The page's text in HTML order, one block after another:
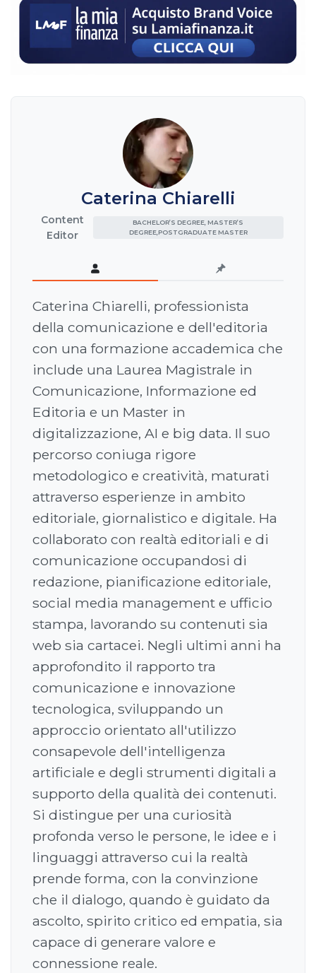
Caterina Chiarelli
Content
Editor
BACHELOR’S DEGREE, MASTER’S
DEGREE,POSTGRADUATE MASTER
Caterina Chiarelli, professionista
della comunicazione e dell'editoria
con una formazione accademica che
include una Laurea Magistrale in
Comunicazione, Informazione ed
Editoria e un Master in
digitalizzazione, AI e big data. Il suo
percorso coniuga rigore
metodologico e creatività, maturati
attraverso esperienze in ambito
editoriale, giornalistico e digitale. Ha
collaborato con realtà editoriali e di
comunicazione occupandosi di
redazione, pianificazione editoriale,
social media management e ufficio
stampa, lavorando su contenuti sia
web sia cartacei. Negli ultimi anni ha
approfondito il rapporto tra
comunicazione e innovazione
tecnologica, sviluppando un
approccio orientato all'utilizzo
consapevole dell'intelligenza
artificiale e degli strumenti digitali a
supporto della qualità dei contenuti.
Si distingue per una curiosità
profonda verso le persone, le idee e i
linguaggi attraverso cui la realtà
prende forma, con la convinzione
che il dialogo, quando è guidato da
ascolto, spirito critico ed empatia, sia
capace di generare valore e
connessione reale.